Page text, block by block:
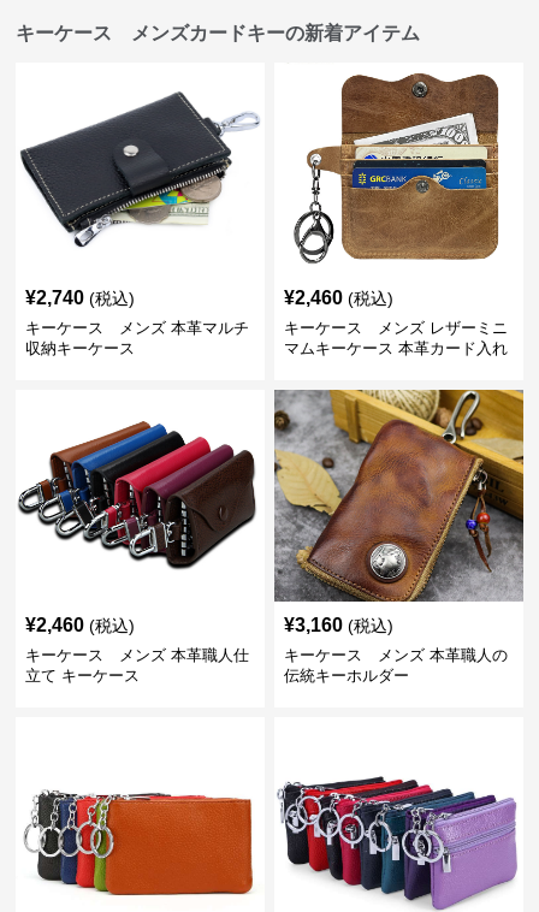
キーケース メンズカードキーの新着アイテム
¥2,740 (税込)
キーケース メンズ 本革マルチ
収納キーケース
¥2,460 (税込)
キーケース メンズ レザーミニ
マムキーケース 本革カード入れ
¥2,460 (税込)
キーケース メンズ 本革職人仕
立て キーケース
¥3,160 (税込)
キーケース メンズ 本革職人の
伝統キーホルダー